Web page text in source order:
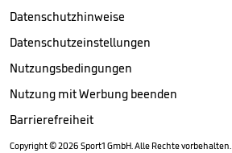
Datenschutzhinweise
Datenschutzeinstellungen
Nutzungsbedingungen
Nutzung mit Werbung beenden
Barrierefreiheit
Copyright ©2026 Sport1 GmbH. Alle Rechte vorbehalten.